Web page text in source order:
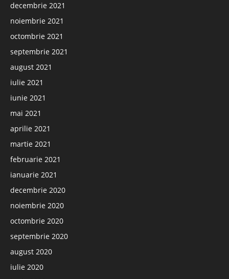
decembrie 2021
noiembrie 2021
octombrie 2021
septembrie 2021
august 2021
iulie 2021
iunie 2021
mai 2021
aprilie 2021
martie 2021
februarie 2021
ianuarie 2021
decembrie 2020
noiembrie 2020
octombrie 2020
septembrie 2020
august 2020
iulie 2020